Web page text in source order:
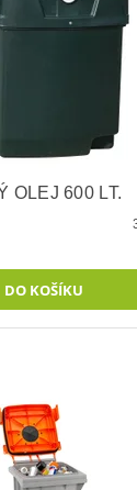
OLEJ 600 LT.